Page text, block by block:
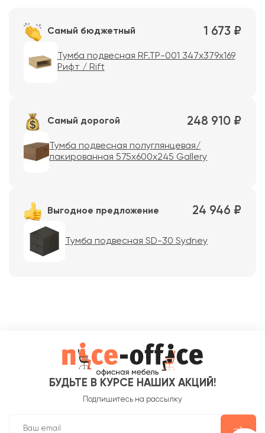
Самый бюджетный 1 673 ₽
Тумба подвесная RF.TP-001 347x379x169
Рифт / Rift
Самый дорогой 248 910 ₽
Тумба подвесная полуглянцевая/
лакированная 575х600х245 Gallery
Выгодное предложение 24 946 ₽
Тумба подвесная SD-30 Sydney
БУДЬТЕ В КУРСЕ НАШИХ АКЦИЙ!
Подпишитесь на рассылку